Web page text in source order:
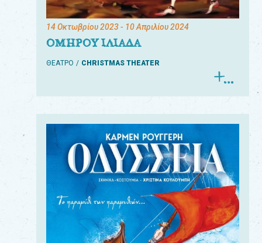
14 Οκτωβρίου 2023- 10 Απριλίου 2024
ΟΜΗΡΟΥ ΙΛΙΑΔΑ
ΘΕΑΤΡΟ CHRISTMAS THEATER